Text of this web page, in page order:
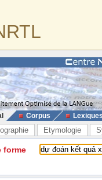
Corpus
Etymologie
forme